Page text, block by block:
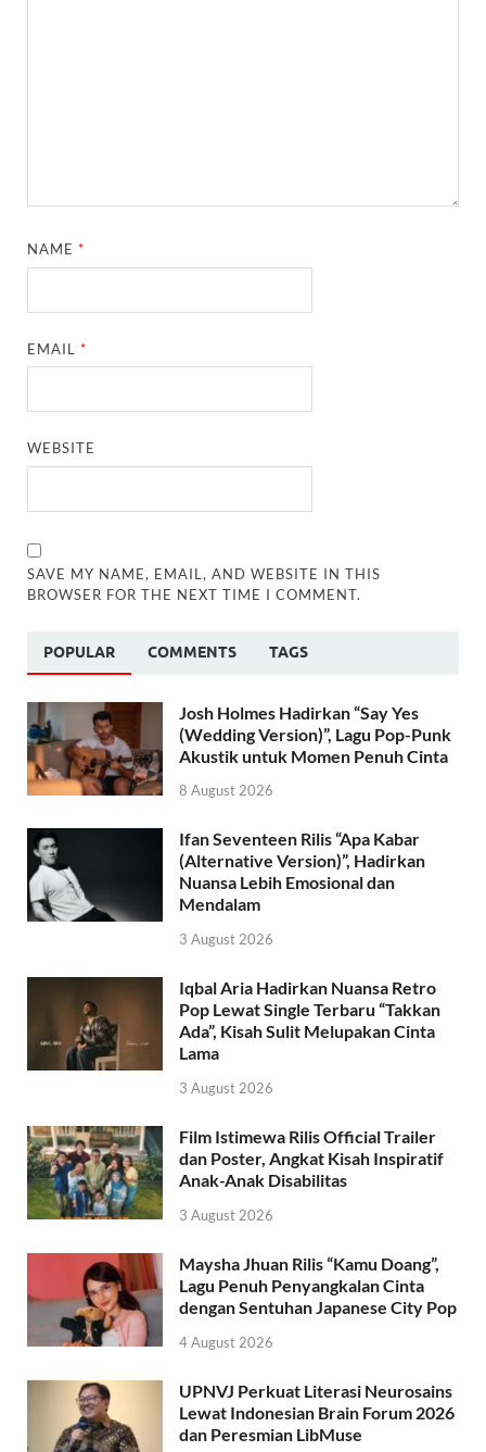
NAME*
EMAIL*
WEBSITE
SAVE MY NAME, EMAIL, AND WEBSITE IN THIS
BROWSER FOR THE NEXT TIME I COMMENT.
POPULAR COMMENTS TAGS
Josh Holmes Hadirkan “Say Yes
(Wedding Version)”, Lagu Pop-Punk
Akustik untuk Momen Penuh Cinta
8 August 2026
Ifan Seventeen Rilis “Apa Kabar
(Alternative Version)”, Hadirkan
Nuansa Lebih Emosional dan
Mendalam
3 August 2026
Iqbal Aria Hadirkan Nuansa Retro
Pop Lewat Single Terbaru “Takkan
Ada”, Kisah Sulit Melupakan Cinta
Lama
3 August 2026
Film Istimewa Rilis Official Trailer
dan Poster, Angkat Kisah Inspiratif
Anak-Anak Disabilitas
3 August 2026
Maysha Jhuan Rilis “Kamu Doang”,
Lagu Penuh Penyangkalan Cinta
dengan Sentuhan Japanese City Pop
4 August 2026
UPNVJ Perkuat Literasi Neurosains
Lewat Indonesian Brain Forum 2026
dan Peresmian LibMuse